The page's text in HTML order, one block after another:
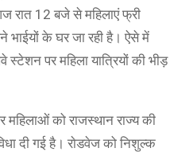
रात 12 बजे से महिलाएं फ्री
भाईयों के घर जा रही है। ऐसे में
पर महिला यात्रियों की भीड़
महिलाओं को राजस्थान राज्य की
दी गई है। राेडवेज को निशुल्क